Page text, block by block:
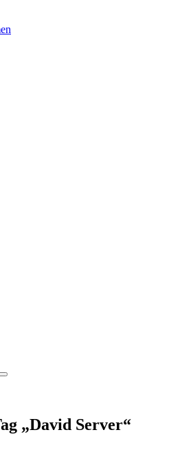
„David Server“